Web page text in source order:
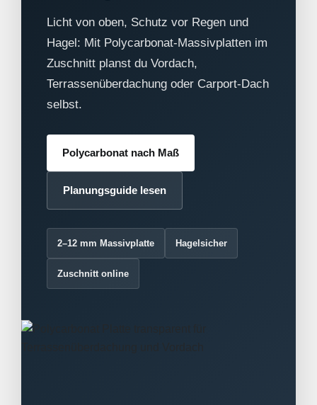
Licht von oben, Schutz vor Regen und
Hagel: Mit Polycarbonat-Massivplatten im
Zuschnitt planst du Vordach,
Terrassenüberdachung oder Carport-Dach
selbst.
Polycarbonat nach Maß
Planungsguide lesen
2–12 mm Massivplatte Hagelsicher
Zuschnitt online